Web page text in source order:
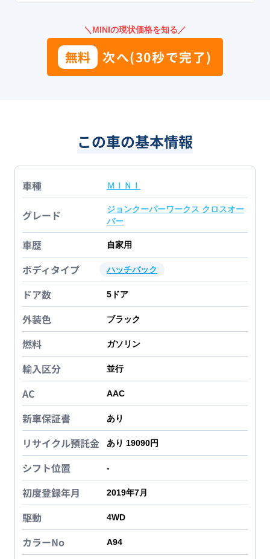
＼MINIの現状価格を知る／
無料 次へ(30秒で完了)
この車の基本情報
車種 ＭＩＮＩ
グレード
ジョンクーパーワークス クロスオー
バー
車歴 自家用
ボディタイプ ハッチバック
ドア数 5 ドア
外装色 ブラック
燃料 ガソリン
輸入区分 並行
AC AAC
新車保証書 あり
リサイクル預託金 あり 19090円
シフト位置 -
初度登録年月 2019年7月
駆動 4WD
カラーNo A94